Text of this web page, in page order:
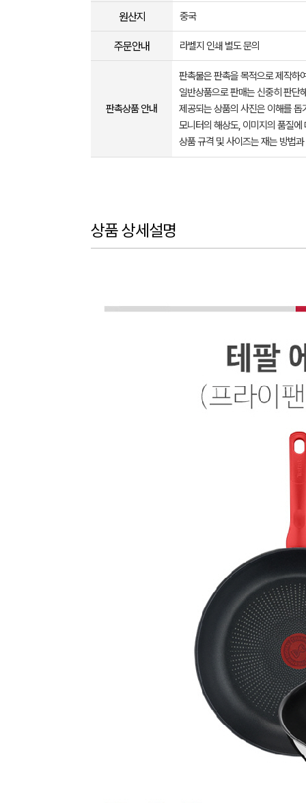
원산지 중국
주문안내 라벨지 인쇄 별도 문의
판촉상품 안내
판촉물은 판촉을 목적으로 제작하
일반상품으로 판매는 신중히 판단
제공되는 상품의 사진은 이해를
모니터의 해상도, 이미지의 품질
상품 규격 및 사이즈는 재는 방법
상품 상세설명